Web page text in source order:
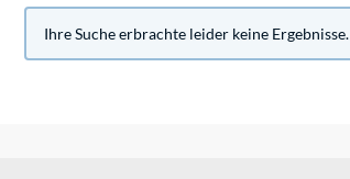
Ihre Suche erbrachte leider keine Ergebnisse.